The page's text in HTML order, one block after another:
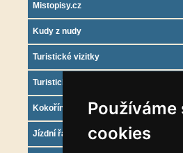
cookies
Mistopisy.cz
Kudy z nudy
Turistické vizitky
Turistický deník
Kokořínsko info
Jízdní řády